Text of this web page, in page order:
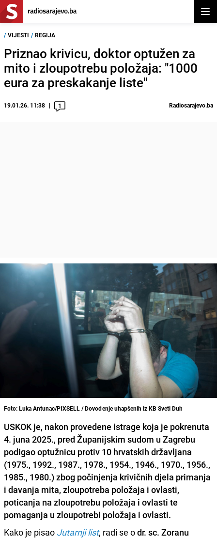
/ VIJESTI / REGIJA
Priznao krivicu, doktor optužen za
mito i zloupotrebu položaja: "1000
eura za preskakanje liste"
19.01.26. 11:38 1 Radiosarajevo.ba
Foto: Luka Antunac/PIXSELL / Dovođenje uhapšenih iz KB Sveti Duh
USKOK je, nakon provedene istrage koja je pokrenuta
4. juna 2025., pred Županijskim sudom u Zagrebu
podigao optužnicu protiv 10 hrvatskih državljana
(1975., 1992., 1987., 1978., 1954., 1946., 1970., 1956.,
1985., 1980.) zbog počinjenja krivičnih djela primanja
i davanja mita, zloupotreba položaja i ovlasti,
poticanja na zloupotrebu položaja i ovlasti te
pomaganja u zloupotrebi položaja i ovlasti.
Kako je pisao Jutarnji list, radi se odr. sc. Zoranu